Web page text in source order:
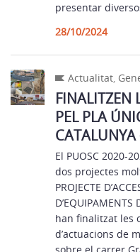
presentar
28/10/2024
Actualitat,
FINALITZEN
PEL PLA
El PUOSC 2020-
dos projectes
PROJECTE
han finalitzat les
d’actuacions de